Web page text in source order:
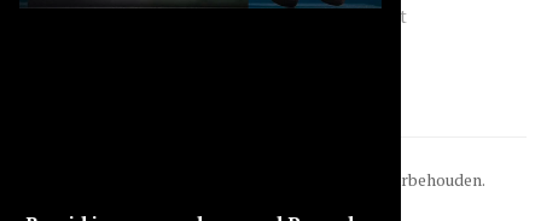
Q&A
WhatsApp
Contact
. Alle rechten voorbehouden.